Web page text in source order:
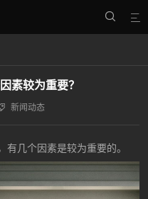


素较为重要？
新闻动态
几个因素是较为重要的。